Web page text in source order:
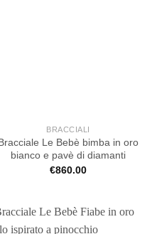
BRACCIALI
Le Bebè bimba in oro
bianco e pavè di diamanti
€860.00